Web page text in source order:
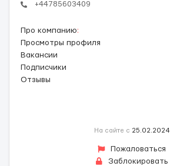
‪+44785603409
Про компанию:
Просмотры профиля
Вакансии
Подписчики
Отзывы
На сайте с 25.02.2024
Пожаловаться
Заблокировать